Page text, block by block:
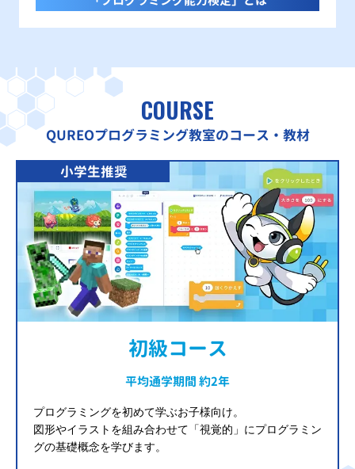
COURSE
QUREOプログラミング教室のコース・教材
小学生推奨
初級コース
平均通学期間 約2年
プログラミングを初めて学ぶお子様向け。
図形やイラストを組み合わせて「視覚的」にプログラミン
グの基礎概念を学びます。